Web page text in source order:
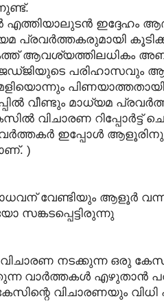
എത്തിയാലുടന്‍ ഇദ്ദേഹം
പ്രവര്‍ത്തകരുമായി
ആവശ്യത്തിലധികം
പരിഹാസവും
പിണയാത്തതായി
വീണ്ടും മാധ്യമ
വിചാരണ റിപ്പോര്‍ട്ട്‌
ഇപ്പോള്‍ ആളൂരിനു
)
വേണ്ടിയും ആളൂര്‍
സങ്കടപ്പെട്ടിരുന്നു
വിചാരണ നടക്കുന്ന ഒരു
വാര്‍ത്തകള്‍ എഴുതാന്‍
വിചാരണയും വിധി